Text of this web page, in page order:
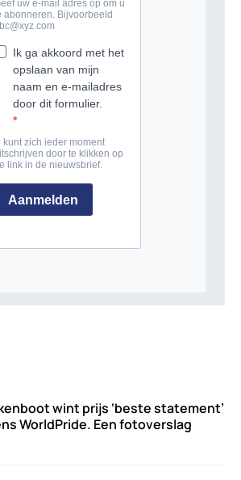
wint prijs ‘beste statement’
WorldPride. Een fotoverslag